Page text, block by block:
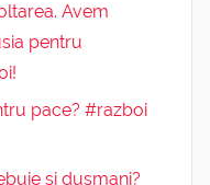
Avem
pentru
pace? #razboi
și dușmani?